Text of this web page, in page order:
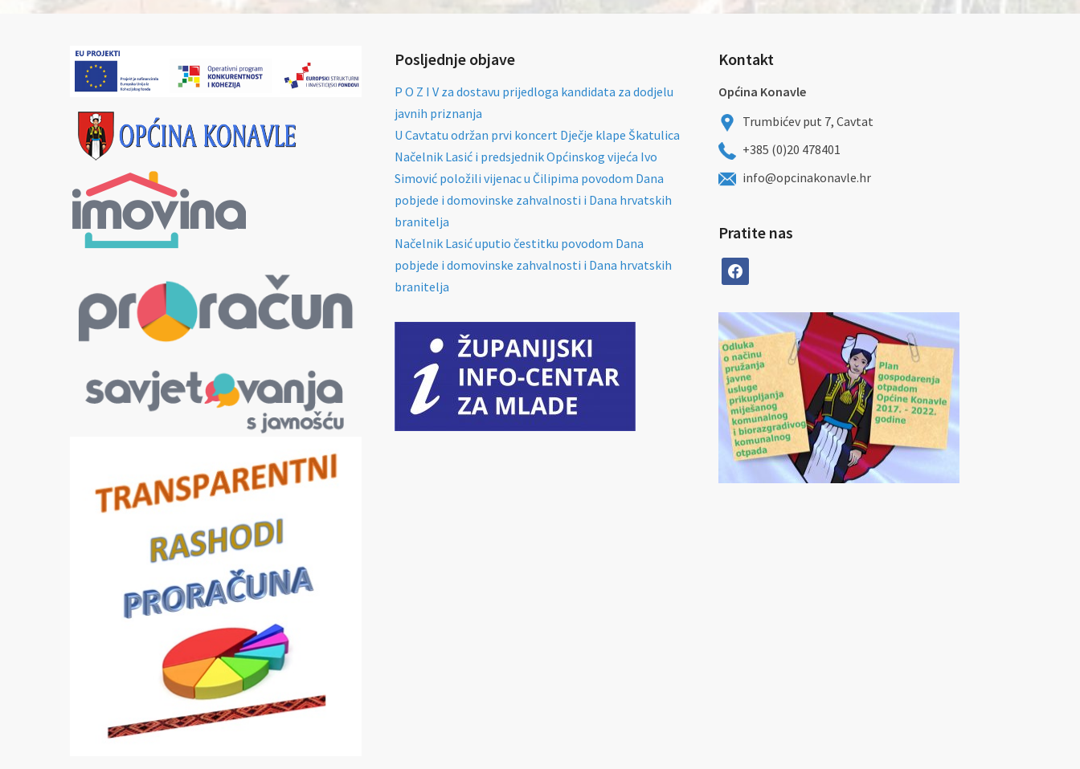
Posljednje objave
P O Z I V za dostavu prijedloga kandidata za dodjelu
javnih priznanja
U Cavtatu održan prvi koncert Dječje klape Škatulica
Načelnik Lasić i predsjednik Općinskog vijeća Ivo
Simović položili vijenac u Čilipima povodom Dana
pobjede i domovinske zahvalnosti i Dana hrvatskih
branitelja
Načelnik Lasić uputio čestitku povodom Dana
pobjede i domovinske zahvalnosti i Dana hrvatskih
branitelja
Kontakt
Općina Konavle
Trumbićev put 7, Cavtat
+385 (0)20 478401
info@opcinakonavle.hr
Pratite nas
facebook